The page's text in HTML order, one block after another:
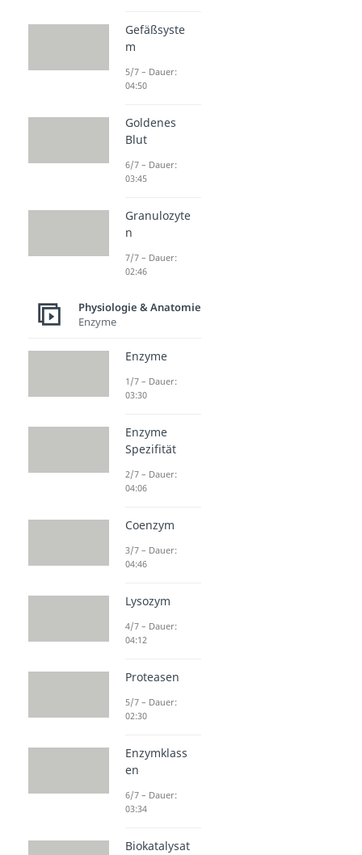
Gefäßsyste
m
5/7 – Dauer:
04:50
Goldenes
Blut
6/7 – Dauer:
03:45
Granulozyte
n
7/7 – Dauer:
02:46
Physiologie & Anatomie
Enzyme
Enzyme
1/7 – Dauer:
03:30
Enzyme
Spezifität
2/7 – Dauer:
04:06
Coenzym
3/7 – Dauer:
04:46
Lysozym
4/7 – Dauer:
04:12
Proteasen
5/7 – Dauer:
02:30
Enzymklass
en
6/7 – Dauer:
03:34
Biokatalysat